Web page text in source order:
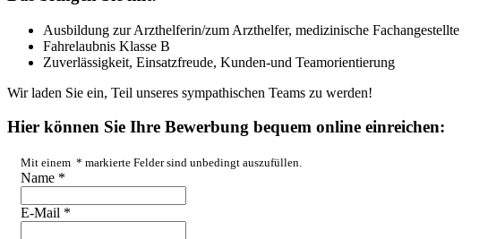
Ausbildung zur Arzthelferin/zum Arzthelfer, medizinische Fachangestellte
Fahrelaubnis Klasse B
Zuverlässigkeit, Einsatzfreude, Kunden-und Teamorientierung
Wir laden Sie ein, Teil unseres sympathischen Teams zu werden!
Hier können Sie Ihre Bewerbung bequem online einreichen:
Mit einem * markierte Felder sind unbedingt auszufüllen.
Name *
E-Mail *